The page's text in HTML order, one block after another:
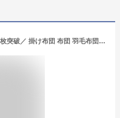
【先着クーポン有】 ＼楽天1位&8万枚突破／ 掛け布団 布団 羽毛布団のように 暖かい 掛け布団 シングル ダブル セミダブル 掛け布団 冬 冬用 シンサレート 掛け布団 洗える あったか 冬用掛け布団 冬布団 掛ふとん 掛布団 冬 かけ布団 合掛け NENEKO